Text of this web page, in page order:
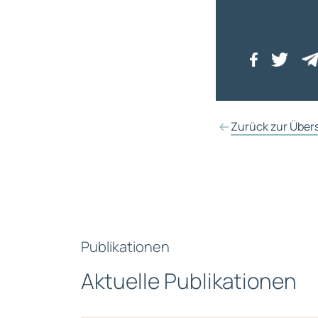
Zurück zur
Publikationen
Aktuelle Publikationen